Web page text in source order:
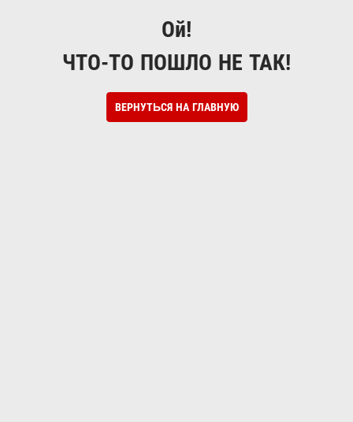
Ой!
ЧТО-ТО ПОШЛО НЕ ТАК!
ВЕРНУТЬСЯ НА ГЛАВНУЮ